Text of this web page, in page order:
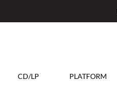
CD/LP PLATFORM